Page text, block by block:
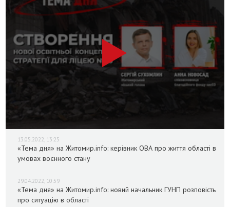
13.05.2022, 13:25
«Тема дня» на Житомир.info: керівник ОВА про життя області в
умовах воєнного стану
29.04.2022, 10:59
«Тема дня» на Житомир.info: новий начальник ГУНП розповість
про ситуацію в області